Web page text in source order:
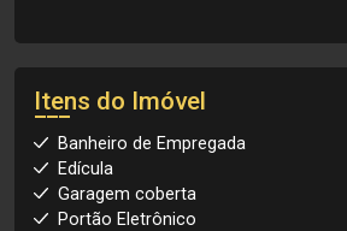
Itens do Imóvel
Banheiro de Empregada
Edícula
Garagem coberta
Portão Eletrônico